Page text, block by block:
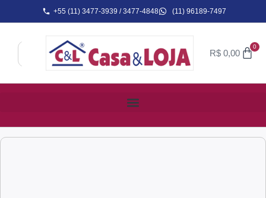
+55 (11) 3477-3939 / 3477-4848 (11) 96189-7497
R$ 0,00
0